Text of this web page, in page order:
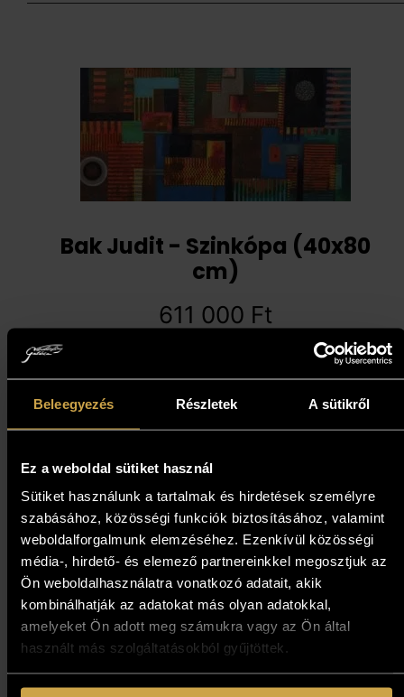
Beleegyezés Részletek A sütikről
Ez a weboldal sütiket használ
Sütiket használunk a tartalmak és hirdetések személyre
szabásához, közösségi funkciók biztosításához, valamint
weboldalforgalmunk elemzéséhez. Ezenkívül közösségi
média-, hirdető- és elemező partnereinkkel megosztjuk az
Ön weboldalhasználatra vonatkozó adatait, akik
kombinálhatják az adatokat más olyan adatokkal,
amelyeket Ön adott meg számukra vagy az Ön által
használt más szolgáltatásokból gyűjtöttek.
Bak Judit - Szinkópa (40x80
cm)
611 000 Ft